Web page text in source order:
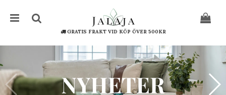
GRATIS FRAKT VID KÖP ÖVER 500KR
Återställ